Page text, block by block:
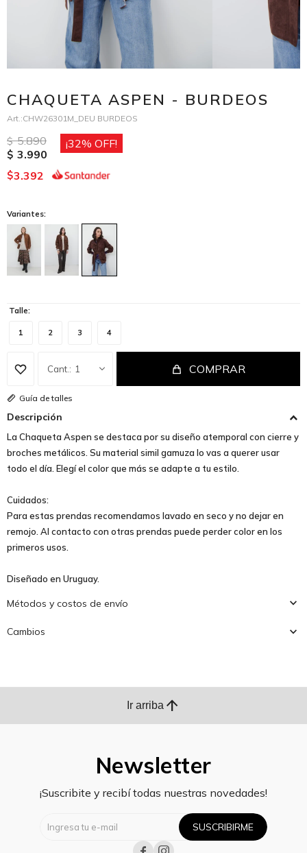
CHAQUETA ASPEN - BURDEOS
CHW26301M_DEU BURDEOS
$ 5.890
$ 3.990
32
$3.392
Variantes:
Talle:
1 2 3 4
1 COMPRAR
Guía de talles
Descripción
La Chaqueta Aspen se destaca por su diseño atemporal con cierre y
broches metálicos. Su material simil gamuza lo vas a querer usar
todo el día. Elegí el color que más se adapte a tu estilo.
Cuidados:
Para estas prendas recomendamos lavado en seco y no dejar en
remojo. Al contacto con otras prendas puede perder color en los
primeros usos.
Diseñado en Uruguay.
Métodos y costos de envío
Cambios
Ir arriba arrow_upward
Newsletter
¡Suscribite y recibí todas nuestras novedades!
SUSCRIBIRME